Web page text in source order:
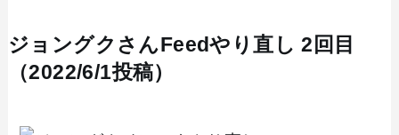
ジョングクさんFeedやり直し 2回目
（2022/6/1投稿）